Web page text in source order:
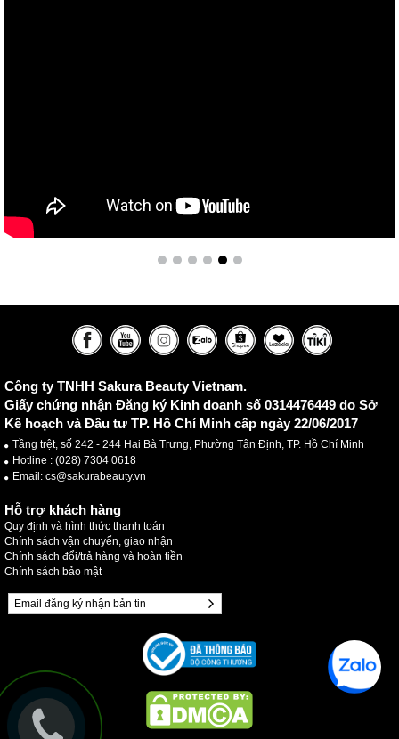
Công ty TNHH Sakura Beauty Vietnam.
Giấy chứng nhận Đăng ký Kinh doanh số 0314476449 do Sở
Kế hoạch và Đầu tư TP. Hồ Chí Minh cấp ngày 22/06/2017
Tầng trệt, số 242 - 244 Hai Bà Trưng, Phường Tân Định, TP. Hồ Chí Minh
Hotline : (028) 7304 0618
Email: cs@sakurabeauty.vn
Hỗ trợ khách hàng
Quy định và hình thức thanh toán
Chính sách vận chuyển, giao nhận
Chính sách đổi/trả hàng và hoàn tiền
Chính sách bảo mật